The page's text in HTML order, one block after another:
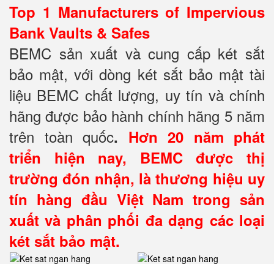
Top 1 Manufacturers of Impervious
Bank Vaults & Safes
BEMC sản xuất và cung cấp két sắt
bảo mật, với dòng két sắt bảo mật tài
liệu BEMC chất lượng, uy tín và chính
hãng được bảo hành chính hãng 5 năm
trên toàn quốc. Hơn 20 năm phát
triển hiện nay, BEMC được thị
trường đón nhận, là thương hiệu uy
tín hàng đầu Việt Nam trong sản
xuất và phân phối đa dạng các loại
két sắt bảo mật.